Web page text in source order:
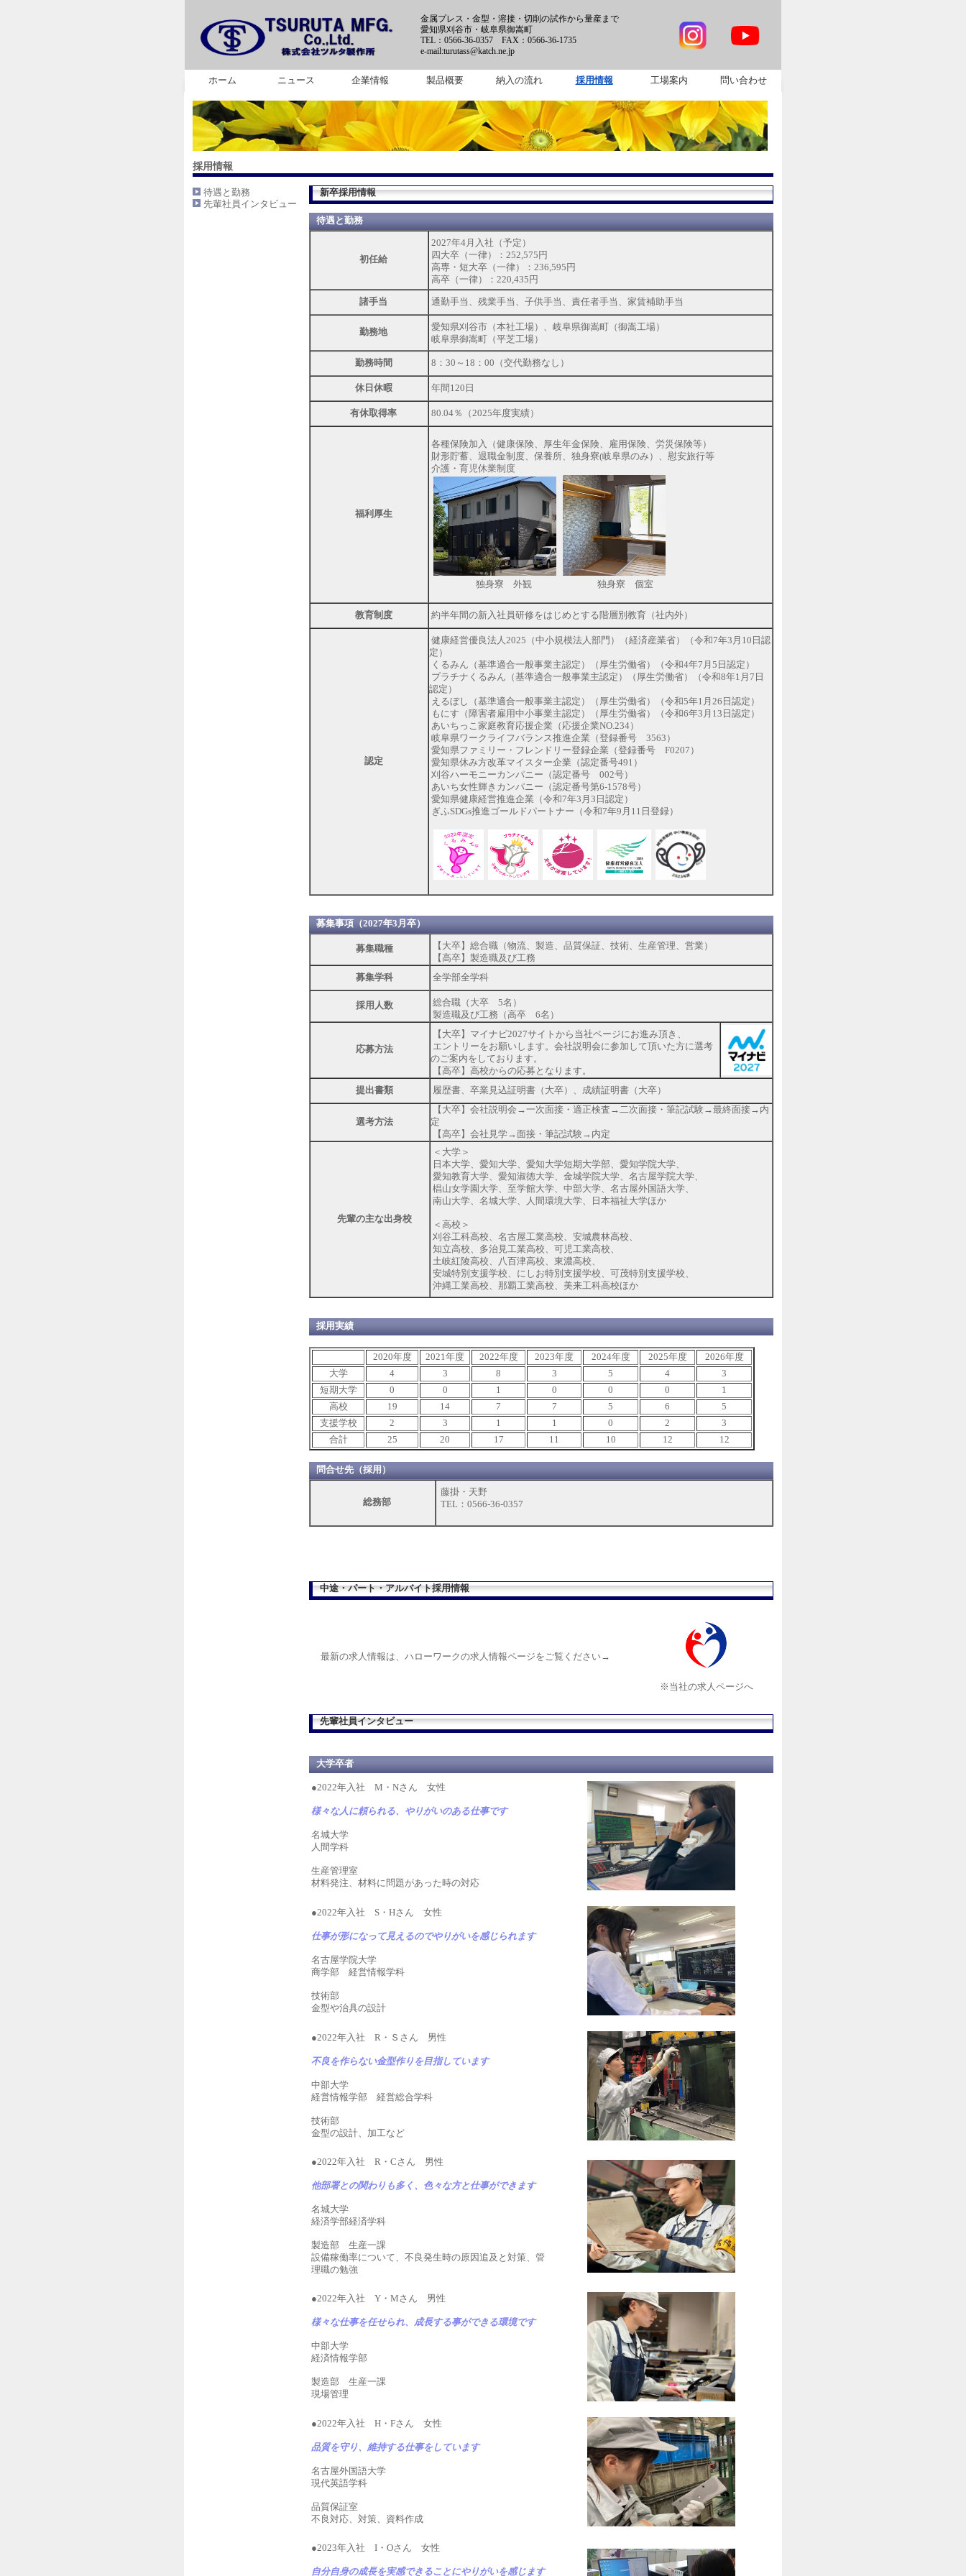
金属プレス・金型・溶接・切削の試作から量産まで
愛知県刈谷市・岐阜県御嵩町
TEL：0566-36-0357 FAX：0566-36-1735
e-mail:turutass@katch.ne.jp
ホーム ニュース 企業情報 製品概要 納入の流れ 採用情報 工場案内 問い合わせ
採用情報
待遇と勤務
先輩社員インタビュー
新卒採用情報
待遇と勤務
初任給
2027年4月入社（予定）
四大卒（一律）：252,575円
高専・短大卒（一律）：236,595円
高卒（一律）：220,435円
諸手当 通勤手当、残業手当、子供手当、責任者手当、家賃補助手当
勤務地
愛知県刈谷市（本社工場）、岐阜県御嵩町（御嵩工場）
岐阜県御嵩町（平芝工場）
勤務時間 8：30～18：00（交代勤務なし）
休日休暇 年間120日
有休取得率 80.04％（2025年度実績）
福利厚生
各種保険加入（健康保険、厚生年金保険、雇用保険、労災保険等）
財形貯蓄、退職金制度、保養所、独身寮(岐阜県のみ）、慰安旅行等
介護・育児休業制度
独身寮 外観 独身寮 個室
教育制度 約半年間の新入社員研修をはじめとする階層別教育（社内外）
認定
健康経営優良法人2025（中小規模法人部門）（経済産業省）（令和7年3月10日認
定）
くるみん（基準適合一般事業主認定）（厚生労働省）（令和4年7月5日認定）
プラチナくるみん（基準適合一般事業主認定）（厚生労働省）（令和8年1月7日
認定）
えるぼし（基準適合一般事業主認定）（厚生労働省）（令和5年1月26日認定）
もにす（障害者雇用中小事業主認定）（厚生労働省）（令和6年3月13日認定）
あいちっこ家庭教育応援企業（応援企業NO.234）
岐阜県ワークライフバランス推進企業（登録番号 3563）
愛知県ファミリー・フレンドリー登録企業（登録番号 F0207）
愛知県休み方改革マイスター企業（認定番号491）
刈谷ハーモニーカンパニー（認定番号 002号）
あいち女性輝きカンパニー（認定番号第6-1578号）
愛知県健康経営推進企業（令和7年3月3日認定）
ぎふSDGs推進ゴールドパートナー（令和7年9月11日登録）
募集事項（2027年3月卒）
募集職種
【大卒】総合職（物流、製造、品質保証、技術、生産管理、営業）
【高卒】製造職及び工務
募集学科
全学部全学科
採用人数
総合職（大卒 5名）
製造職及び工務（高卒 6名）
応募方法
【大卒】マイナビ2027サイトから当社ページにお進み頂き、
エントリーをお願いします。会社説明会に参加して頂いた方に選考
のご案内をしております。
【高卒】高校からの応募となります。
提出書類
履歴書、卒業見込証明書（大卒）、成績証明書（大卒）
選考方法
【大卒】会社説明会→一次面接・適正検査→二次面接・筆記試験→最終面接→内
定
【高卒】会社見学→面接・筆記試験→内定
先輩の主な出身校
＜大学＞
日本大学、愛知大学、愛知大学短期大学部、愛知学院大学、
愛知教育大学、愛知淑徳大学、金城学院大学、名古屋学院大学、
椙山女学園大学、至学館大学、中部大学、名古屋外国語大学、
南山大学、名城大学、人間環境大学、日本福祉大学ほか
＜高校＞
刈谷工科高校、名古屋工業高校、安城農林高校、
知立高校、多治見工業高校、可児工業高校、
土岐紅陵高校、八百津高校、東濃高校、
安城特別支援学校、にしお特別支援学校、可茂特別支援学校、
沖縄工業高校、那覇工業高校、美来工科高校ほか
採用実績
2020年度 2021年度 2022年度 2023年度 2024年度 2025年度
2026年度
大学
4 3 8 3 5 4
3
短期大学
0 0 1 0 0 0
1
高校
19 14 7 7 5 6
5
支援学校
2 3 1 1 0 2
3
合計
25 20 17 11 10 12 12
問合せ先（採用）
総務部
藤掛・天野
TEL：0566-36-0357
中途・パート・アルバイト採用情報
最新の求人情報は、ハローワークの求人情報ページをご覧ください→
※当社の求人ページへ
先輩社員インタビュー
大学卒者
●2022年入社 M・Nさん 女性
様々な人に頼られる、やりがいのある仕事です
名城大学
人間学科
生産管理室
材料発注、材料に問題があった時の対応
●2022年入社 S・Hさん 女性
仕事が形になって見えるのでやりがいを感じられます
名古屋学院大学
商学部 経営情報学科
技術部
金型や治具の設計
●2022年入社 R・Ｓさん 男性
不良を作らない金型作りを目指しています
中部大学
経営情報学部 経営総合学科
技術部
金型の設計、加工など
●2022年入社 R・Cさん 男性
他部署との関わりも多く、色々な方と仕事ができます
名城大学
経済学部経済学科
製造部 生産一課
設備稼働率について、不良発生時の原因追及と対策、管
理職の勉強
●2022年入社 Y・Mさん 男性
様々な仕事を任せられ、成長する事ができる環境です
中部大学
経済情報学部
製造部 生産一課
現場管理
●2022年入社 H・Fさん 女性
品質を守り、維持する仕事をしています
名古屋外国語大学
現代英語学科
品質保証室
不良対応、対策、資料作成
●2023年入社 I・Oさん 女性
自分自身の成長を実感できることにやりがいを感じます